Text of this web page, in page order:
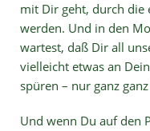
mit Dir geht, durch die
werden. Und in den
wartest, daß Dir all
vielleicht etwas an
spüren – nur ganz
Und wenn Du auf den